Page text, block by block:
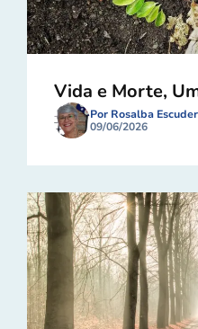
Vida e Morte,
Por Rosalba
09/06/2026